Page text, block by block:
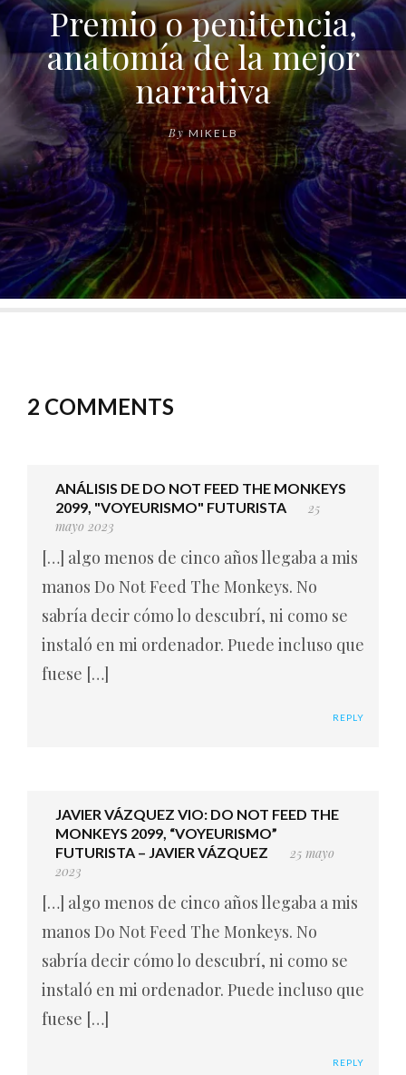
Premio o penitencia,
anatomía de la mejor
narrativa
By MIKELB
2 COMMENTS
ANÁLISIS DE DO NOT FEED THE MONKEYS
2099, "VOYEURISMO" FUTURISTA
25
mayo 2023
[…] algo menos de cinco años llegaba a mis
manos Do Not Feed The Monkeys. No
sabría decir cómo lo descubrí, ni como se
instaló en mi ordenador. Puede incluso que
fuese […]
REPLY
JAVIER VÁZQUEZ VIO: DO NOT FEED THE
MONKEYS 2099, “VOYEURISMO”
FUTURISTA – JAVIER VÁZQUEZ
25 mayo
2023
[…] algo menos de cinco años llegaba a mis
manos Do Not Feed The Monkeys. No
sabría decir cómo lo descubrí, ni como se
instaló en mi ordenador. Puede incluso que
fuese […]
REPLY